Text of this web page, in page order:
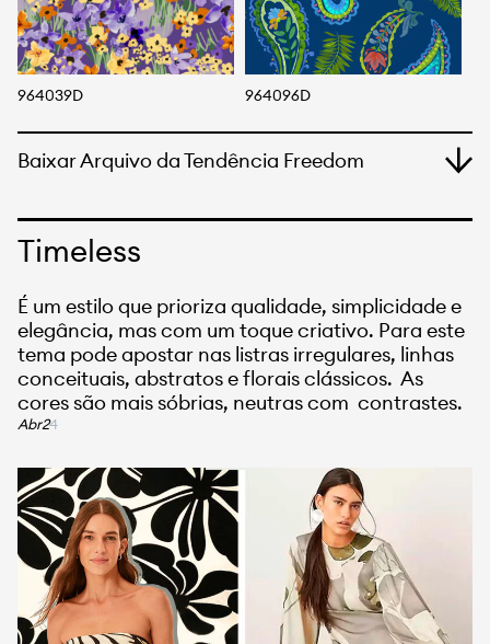
964039D 964096D
Baixar Arquivo da Tendência Freedom
Timeless
É um estilo que prioriza qualidade, simplicidade e
elegância, mas com um toque criativo. Para este
tema pode apostar nas listras irregulares, linhas
conceituais, abstratos e florais clássicos. As
cores são mais sóbrias, neutras com contrastes.
Abr24